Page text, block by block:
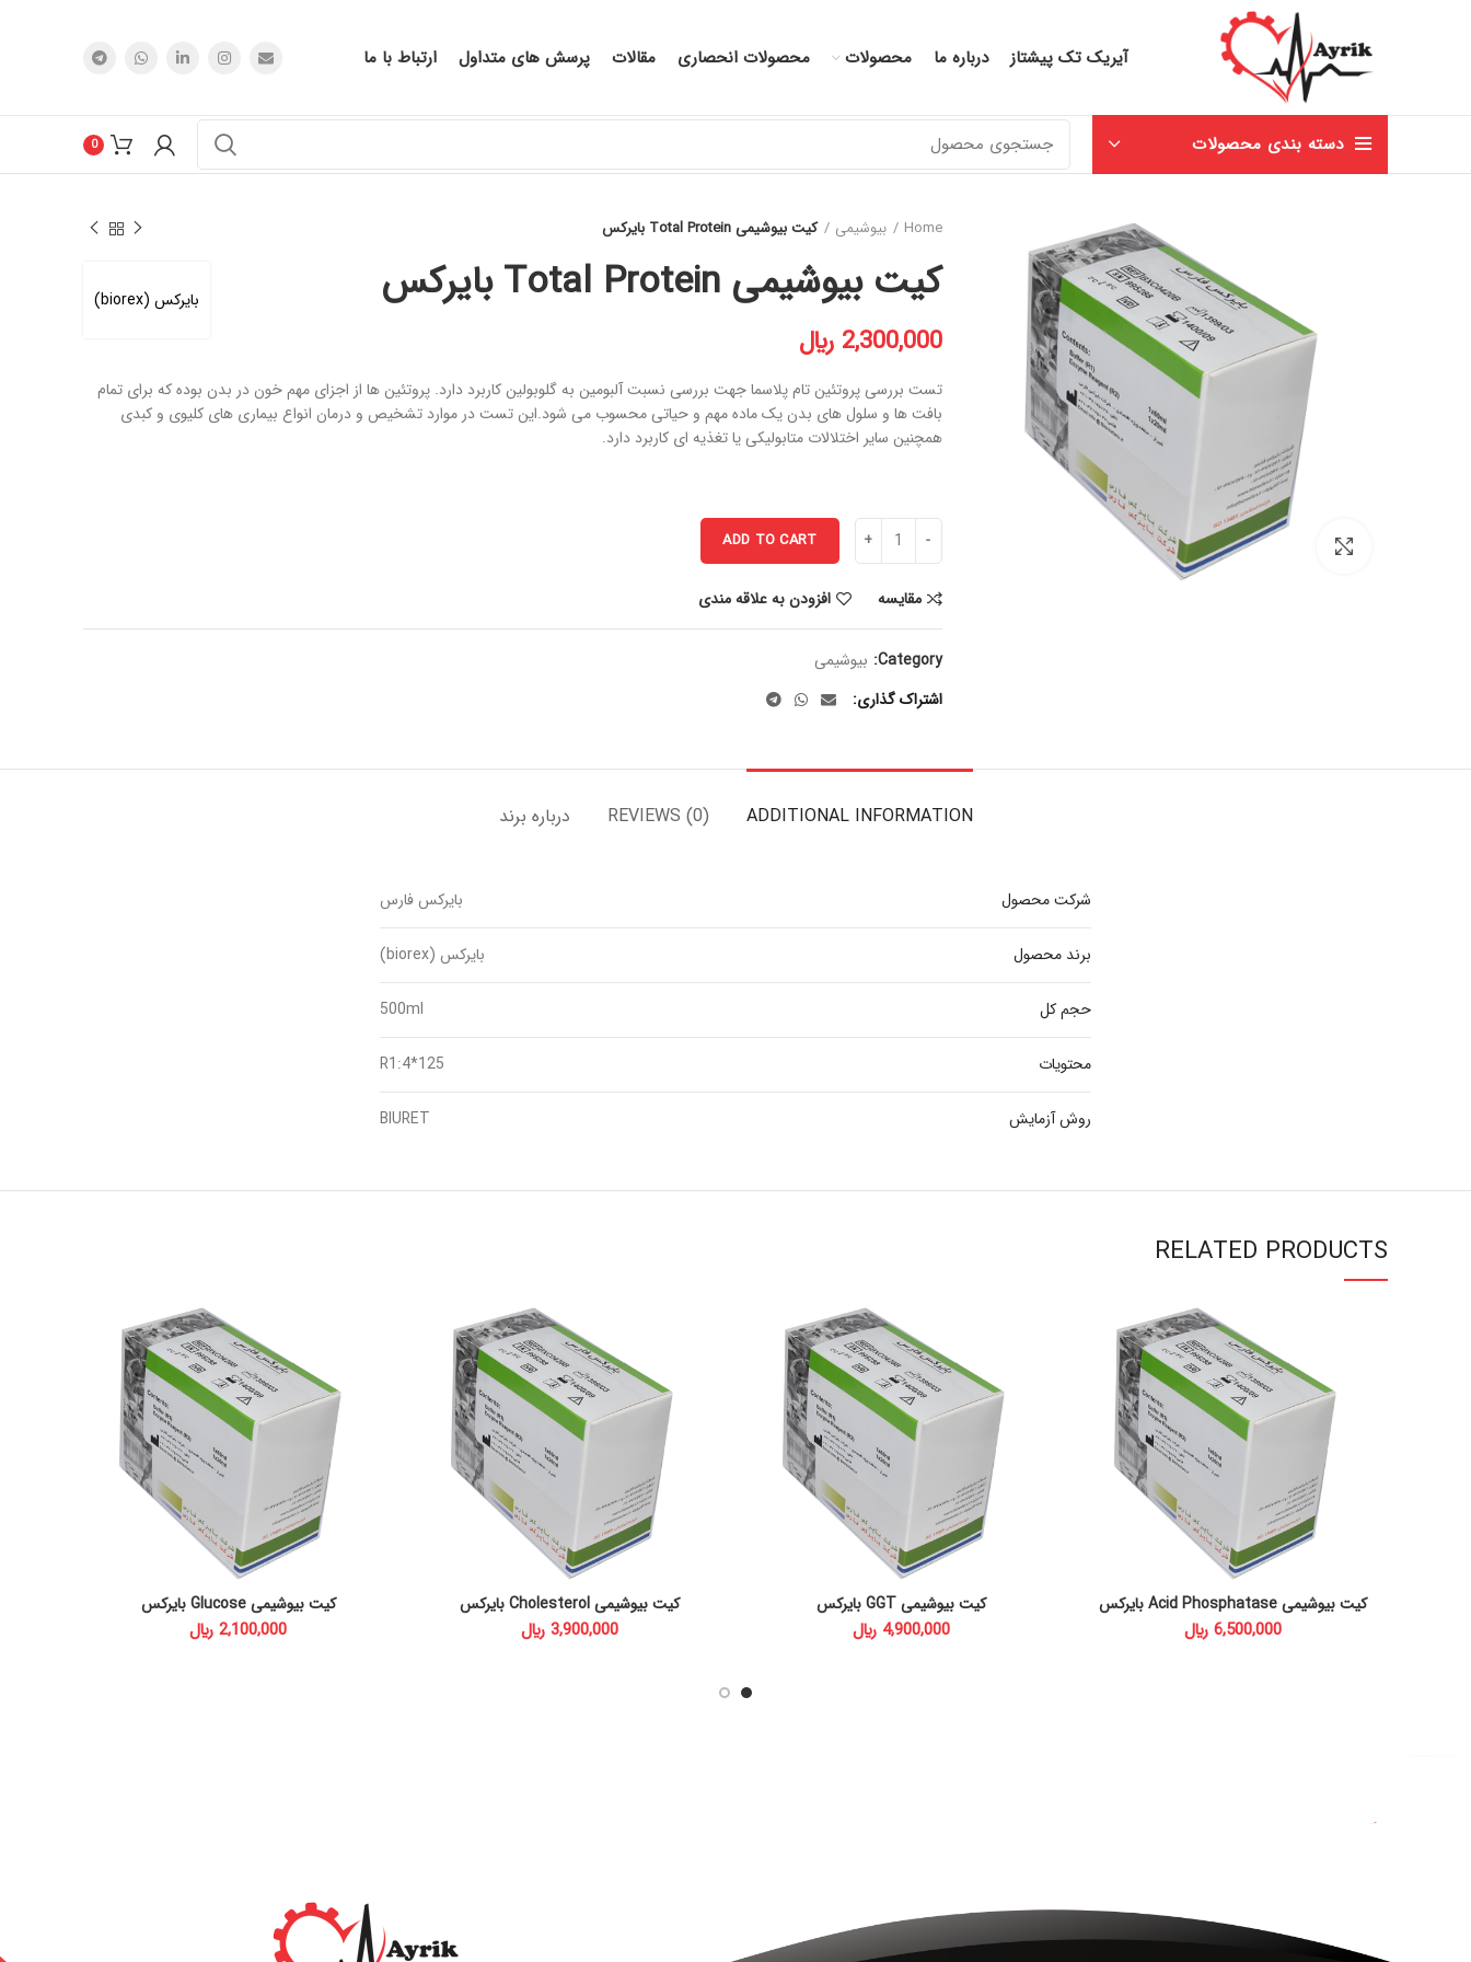
آیریک تک پیشتاز درباره ما محصولات محصولات انحصاری مقالات پرسش های متداول ارتباط با ما
دسته بندی محصولات 0
برای بزرگنمایی کلیک کنید
Home بیوشیمی کیت بیوشیمی Total Protein بایرکس
بایرکس (biorex) کیت بیوشیمی Total Protein بایرکس
﷼
تست بررسی پروتئین تام پلاسما جهت بررسی نسبت آلبومین به گلوبولین کاربرد دارد. پروتئین ها از اجزای مهم خون در بدن بوده که برای تمام
بافت ها و سلول های بدن یک ماده مهم و حیاتی محسوب می شود.این تست در موارد تشخیص و درمان انواع بیماری های کلیوی و کبدی
همچنین سایر اختلالات متابولیکی یا تغذیه ای کاربرد دارد.
ADD TO CART
مقایسه افزودن به علاقه مندی
Category: بیوشیمی
اشتراک گذاری
ADDITIONAL INFORMATION
REVIEWS (0) درباره برند
شرکت محصول بایرکس فارس
برند محصول بایرکس (biorex)
حجم کل 500ml
محتویات R1:4*125
روش آزمایش BIURET
RELATED PRODUCTS
ADD TO CARTکیت بیوشیمی Acid Phosphatase بایرکس
﷼
ADD TO CART
کیت بیوشیمی GGT بایرکس
﷼
ADD TO CARTکیت بیوشیمی Cholesterol بایرکس
﷼
ADD TO CARTکیت بیوشیمی Glucose بایرکس
﷼